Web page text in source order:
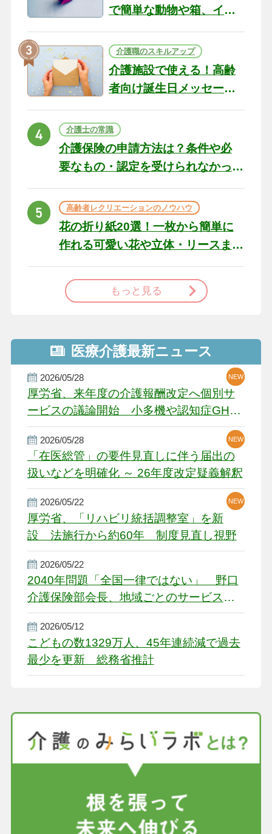
で簡単な動物や箱、イン
介護職のスキルアップ
介護施設で使える！高齢
者向け誕生日メッセージ
ト
介護士の常識
介護保険の申請方法は？条件や必
要なもの・認定を受けられなかっ
高齢者レクリエーションのノウハウ
花の折り紙20選！一枚から簡単に
作れる可愛い花や立体・リースま
もっと見る
医療介護最新ニュース
2026/05/28
厚労省、来年度の介護報酬改定へ個別サ
ービスの議論開始 小多機や認知症GH、
厳しい経営環境に危機感
NEW
NEW
NEW
2026/05/28
「在医総管」の要件見直しに伴う届出の
扱いなどを明確化 ～ 26年度改定疑義解釈
NEW
NEW
2026/05/22
厚労省、「リハビリ統括調整室」を新
設 法施行から約60年 制度見直し視野
NEW
2026/05/22
2040年問題「全国一律ではない」 野口
介護保険部会長、地域ごとのサービス基
盤整備を促す
2026/05/12
こどもの数1329万人、45年連続減で過去
最少を更新 総務省推計